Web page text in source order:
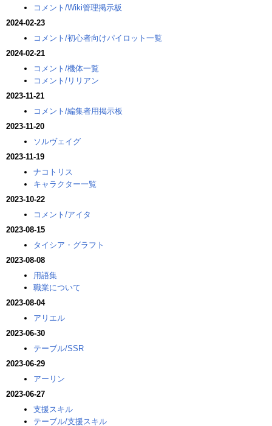
コメント/Wiki管理掲示板
2024-02-23
コメント/初心者向けパイロット一覧
2024-02-21
コメント/機体一覧
コメント/リリアン
2023-11-21
コメント/編集者用掲示板
2023-11-20
ソルヴェイグ
2023-11-19
ナコトリス
キャラクター一覧
2023-10-22
コメント/アイタ
2023-08-15
タイシア・グラフト
2023-08-08
用語集
職業について
2023-08-04
アリエル
2023-06-30
テーブル/SSR
2023-06-29
アーリン
2023-06-27
支援スキル
テーブル/支援スキル